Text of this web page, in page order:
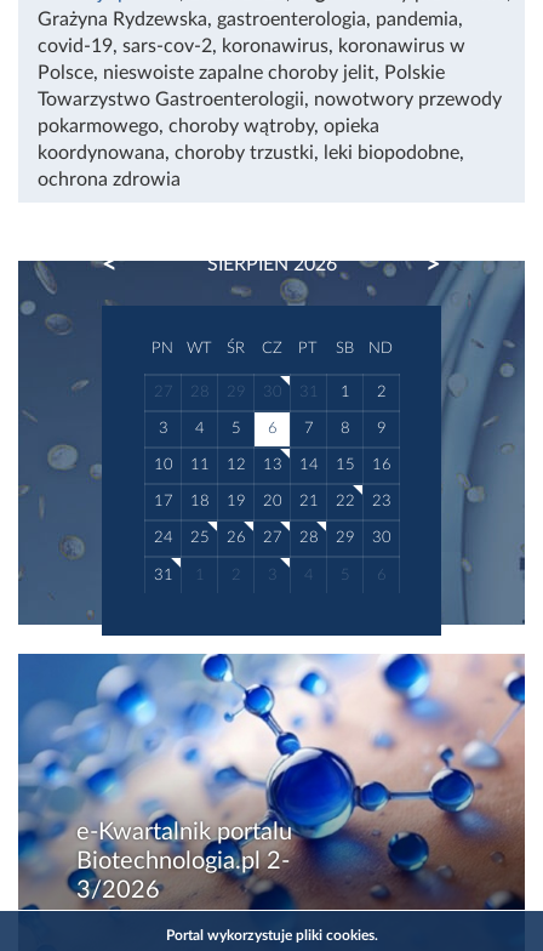
Grażyna Rydzewska, gastroenterologia, pandemia,
covid-19, sars-cov-2, koronawirus, koronawirus w
Polsce, nieswoiste zapalne choroby jelit, Polskie
Towarzystwo Gastroenterologii, nowotwory przewody
pokarmowego, choroby wątroby, opieka
koordynowana, choroby trzustki, leki biopodobne,
ochrona zdrowia
SIERPIEŃ 2026
PREVIOUS NEXT
PN WT ŚR CZ PT SB ND
27 28 29 30 31 1 2
3 4 5 6 7 8 9
10 11 12 13 14 15 16
17 18 19 20 21 22 23
24 25 26 27 28 29 30
31 1 2 3 4 5 6
e-Kwartalnik portalu
Biotechnologia.pl 2-
3/2026
Portal wykorzystuje pliki cookies.